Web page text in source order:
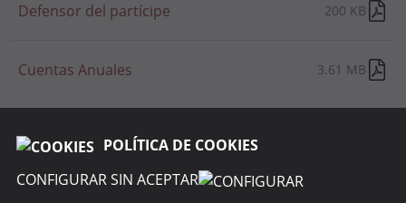
POLÍTICA DE COOKIES
CONFIGURAR SIN ACEPTAR
Defensor del partícipe 200 KB
Cuentas Anuales 3.61 MB
SOBRE R4 PENSIONES